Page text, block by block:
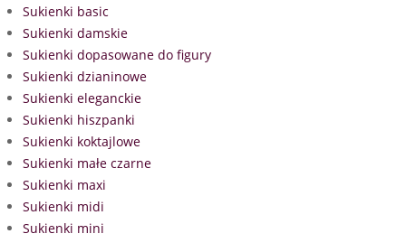
Sukienki basic
Sukienki damskie
Sukienki dopasowane do figury
Sukienki dzianinowe
Sukienki eleganckie
Sukienki hiszpanki
Sukienki koktajlowe
Sukienki małe czarne
Sukienki maxi
Sukienki midi
Sukienki mini